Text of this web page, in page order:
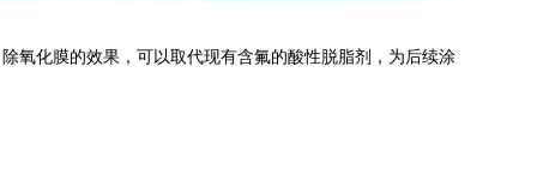
氧化膜的效果，可以取代现有含氟的酸性脱脂剂，为后续涂